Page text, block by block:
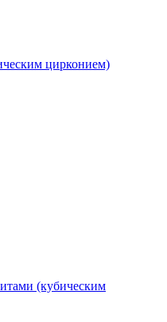
цирконием)
(кубическим